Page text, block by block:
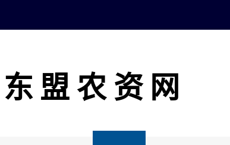
盟农资网